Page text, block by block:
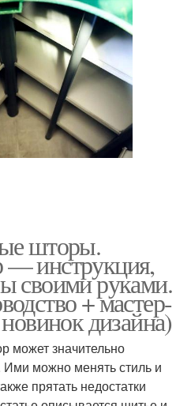
шторы.
инструкция,
своими руками.
+ мастер-
дизайна)
может значительно
Ими можно менять стиль и
прятать недостатки